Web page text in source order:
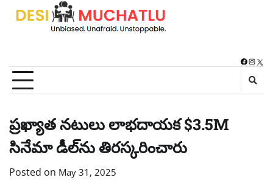
Skip
X
ప్రఖ్యాత నటులు లాభదాయక $3.5M
సినేమా డీల్‌ను తిరస్కరించారు
Posted on May 31, 2025